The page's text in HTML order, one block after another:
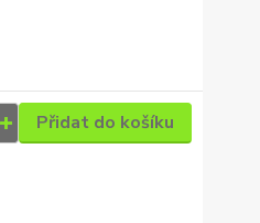
Přidat do košíku